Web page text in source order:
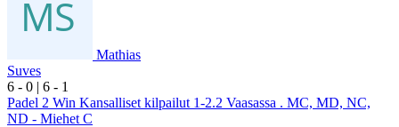
Mathias
Suves
6 - 0 | 6 - 1
Padel 2 Win Kansalliset kilpailut 1-2.2 Vaasassa . MC, MD, NC,
ND - Miehet C